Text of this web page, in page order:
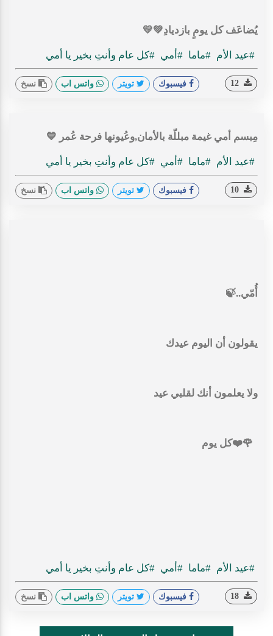
‏يُضاعَف كل يومٍ بازديادِ💚💛
#عيد الأم #ماما #أمي #كل عام وأنتِ بخير يا أمي
فيسبوك تويتر واتس اب نسخ
مِبسم أمي غيمة مبللّة بالأمان,وعُيونها فرحة عُمر 💙
#عيد الأم #ماما #أمي #كل عام وأنتِ بخير يا أمي
فيسبوك تويتر واتس اب نسخ
أُمّي..🍃
يقولون أن اليوم عيدك
ولا يعلمون أنك لقلبي عيد
🌹❤️كل يوم
#عيد الأم #ماما #أمي #كل عام وأنتِ بخير يا أمي
فيسبوك تويتر واتس اب نسخ